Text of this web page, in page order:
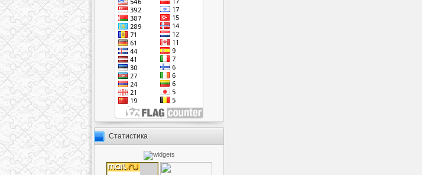
Статистика